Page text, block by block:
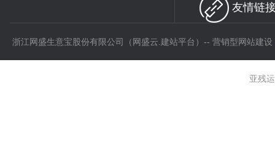
友情链
浙江网盛生意宝股份有限公司（网盛云.建站平台）-- 营销型网站建
亚残